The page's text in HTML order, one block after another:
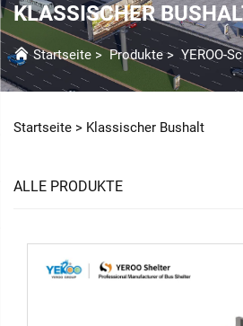
KLASSISCHER
Startseite >Produkte>YEROO-
Startseite > Klassischer Bushalt
ALLE PRODUKTE